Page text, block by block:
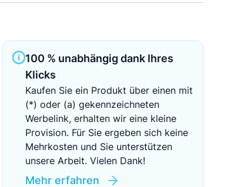
EZB-Leitzins
100 % unabhängig dank Ihres
Klicks
Kaufen Sie ein Produkt über einen mit
(*) oder (a) gekennzeichneten
Werbelink, erhalten wir eine kleine
Provision. Für Sie ergeben sich keine
Mehrkosten und Sie unterstützen
unsere Arbeit. Vielen Dank!
Mehr erfahren